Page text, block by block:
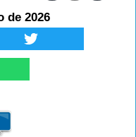
de 2026